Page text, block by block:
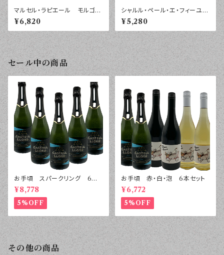
マルセル・ラピエール モルゴ
ン ヴィエイユ・ヴィーニュ ２
０２２年 ７５０ｍｌ
¥6,820
シャルル・ペール・エ・フィーユ
ブルゴーニュ オート・コート・
ド・ボーヌ ルージュ ボールガ
ール ２０２４年 ７５０ｍｌ
¥5,280
セール中の商品
お手頃 スパークリング 6本
セット
¥8,778
5%OFF
お手頃 赤・白・泡 6本セット
¥6,772
5%OFF
その他の商品